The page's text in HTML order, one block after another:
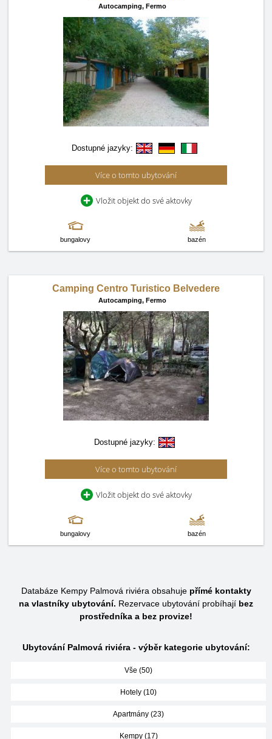
Autocamping, Fermo
Dostupné jazyky:
Více o tomto ubytování
Vložit objekt do své aktovky
bungalovy bazén
Camping Centro Turistico Belvedere
Autocamping, Fermo
Dostupné jazyky:
Více o tomto ubytování
Vložit objekt do své aktovky
bungalovy bazén
Databáze Kempy Palmová riviéra obsahuje přímé kontakty
na vlastníky ubytování. Rezervace ubytování probíhají bez
prostředníka a bez provize!
Ubytování Palmová riviéra - výběr kategorie ubytování:
Vše (50)
Hotely (10)
Apartmány (23)
Kempy (17)